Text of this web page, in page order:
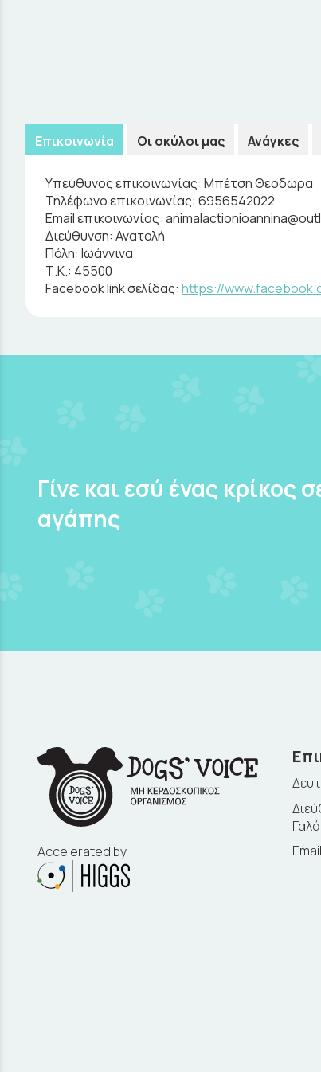
Επικοινωνία Οι σκύλοι μας Ανάγκες
Υπεύθυνος επικοινωνίας: Μπέτση Θεοδώρα
Τηλέφωνο επικοινωνίας: 6956542022
Email επικοινωνίας:
Διεύθυνση: Ανατολή
Πόλη: Ιωάννινα
Τ.Κ.: 45500
Facebook link σελίδας: https://
Γίνε και εσύ ένας κρίκος
αγάπης
Accelerated by: